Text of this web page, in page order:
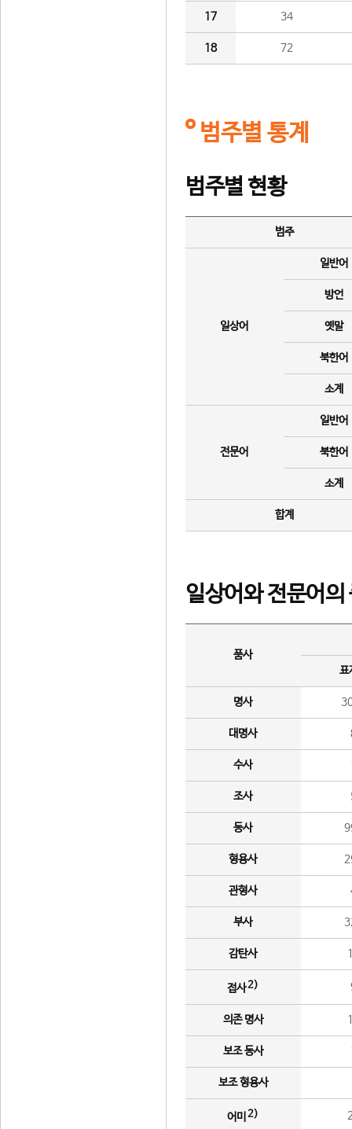
17 34
18 72
범주별 통계
범주별 현황
범주
일상어
일반어
방언
옛말
북한어
소계
전문어
일반어
북한어
소계
합계
일상어와 전문어의
품사
표
명사
대명사
수사
조사
동사
형용사
관형사
부사
감탄사
접사2)
의존 명사
보조 동사
보조 형용사
어미 2)